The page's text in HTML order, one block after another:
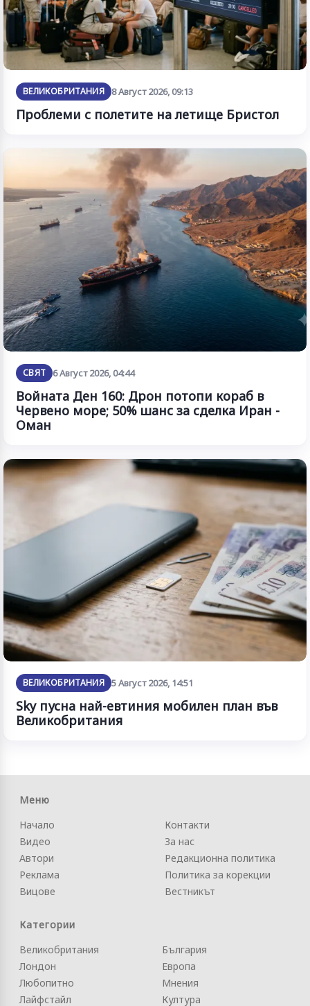
ВЕЛИКОБРИТАНИЯ 8 Август 2026, 09:13
Проблеми с полетите на летище Бристол
СВЯТ 6 Август 2026, 04:44
Войната Ден 160: Дрон потопи кораб в
Червено море; 50% шанс за сделка Иран -
Оман
ВЕЛИКОБРИТАНИЯ 5 Август 2026, 14:51
Sky пусна най-евтиния мобилен план във
Великобритания
Меню
Начало
Видео
Автори
Реклама
Вицове
Контакти
За нас
Редакционна политика
Политика за корекции
Вестникът
Категории
Великобритания
Лондон
Любопитно
Лайфстайл
България
Европа
Мнения
Култура